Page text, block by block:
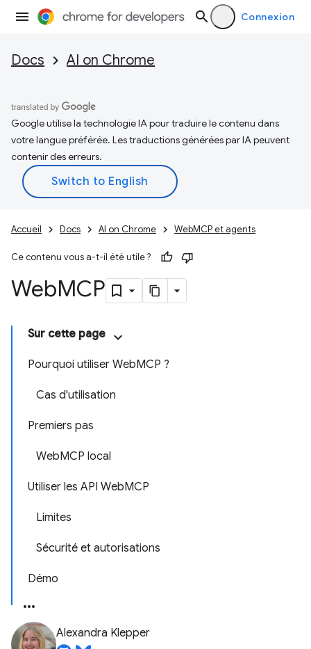
Connexion
Docs AI on Chrome
Google utilise la technologie IA pour traduire le contenu dans
votre langue préférée. Les traductions générées par IA peuvent
contenir des erreurs.
Accueil Docs AI on Chrome WebMCP et agents
Ce contenu vous a-t-il été utile ?
WebMCP
Sur cette page
Pourquoi utiliser WebMCP ?
Cas d'utilisation
Premiers pas
WebMCP local
Utiliser les API WebMCP
Limites
Sécurité et autorisations
Démo
Alexandra Klepper